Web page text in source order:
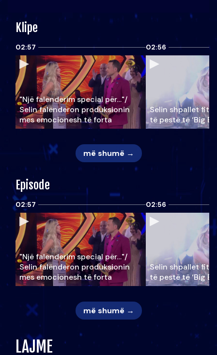
Klipe
02:57
"Një falenderim special për…"/
Selin falënderon produksionin
mes emocionesh të forta
02:56
Selin shpallet
të pestë të ‘Big
më shumë →
Episode
02:57
"Një falenderim special për…"/
Selin falënderon produksionin
mes emocionesh të forta
02:56
Selin shpallet
të pestë të ‘Big
më shumë →
LAJME